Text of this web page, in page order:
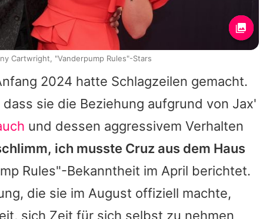
2024 hatte Schlagzeilen gemacht.
sie die Beziehung aufgrund von Jax'
und dessen aggressivem Verhalten
ich musste Cruz aus dem Haus
Rules"-Bekanntheit im April berichtet.
die sie im August offiziell machte,
sich Zeit für sich selbst zu nehmen
Cartwright, "Vanderpump Rules"-Stars